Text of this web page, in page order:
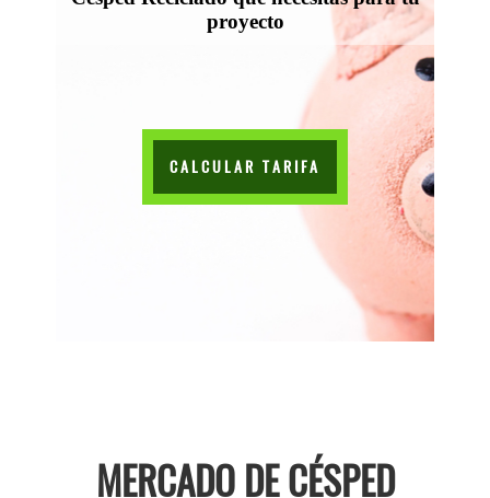
proyecto
CALCULAR TARIFA
MERCADO DE CÉSPED